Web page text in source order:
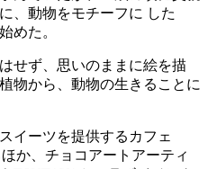
、動物をモチーフに した
めた。
せず、思いのままに絵を描
物から、動物の生きることに
イーツを提供するカフェ
ほか、チョコアートアーティ